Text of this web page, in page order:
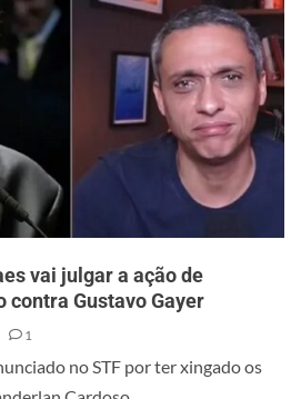
vai julgar a ação de
contra Gustavo Gayer
1
no STF por ter xingado os